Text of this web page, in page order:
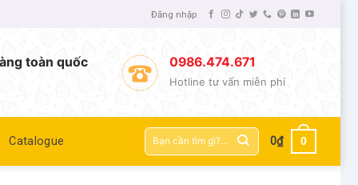
Đăng nhập
toàn quốc 0986.474.671
Hotline tư vấn miễn phí
Catalogue
Tìm
kiếm:
0₫ 0